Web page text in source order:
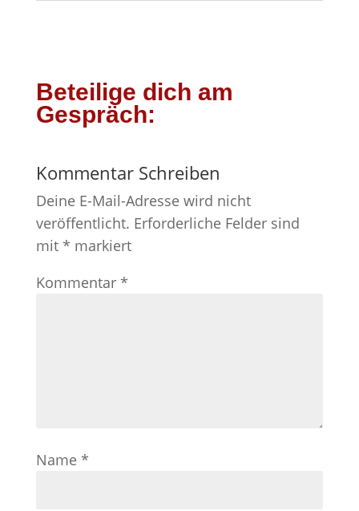
Beteilige dich am
Gespräch:
Kommentar Schreiben
Deine E-Mail-Adresse wird nicht
veröffentlicht. Erforderliche Felder sind
mit * markiert
Kommentar *
Name *